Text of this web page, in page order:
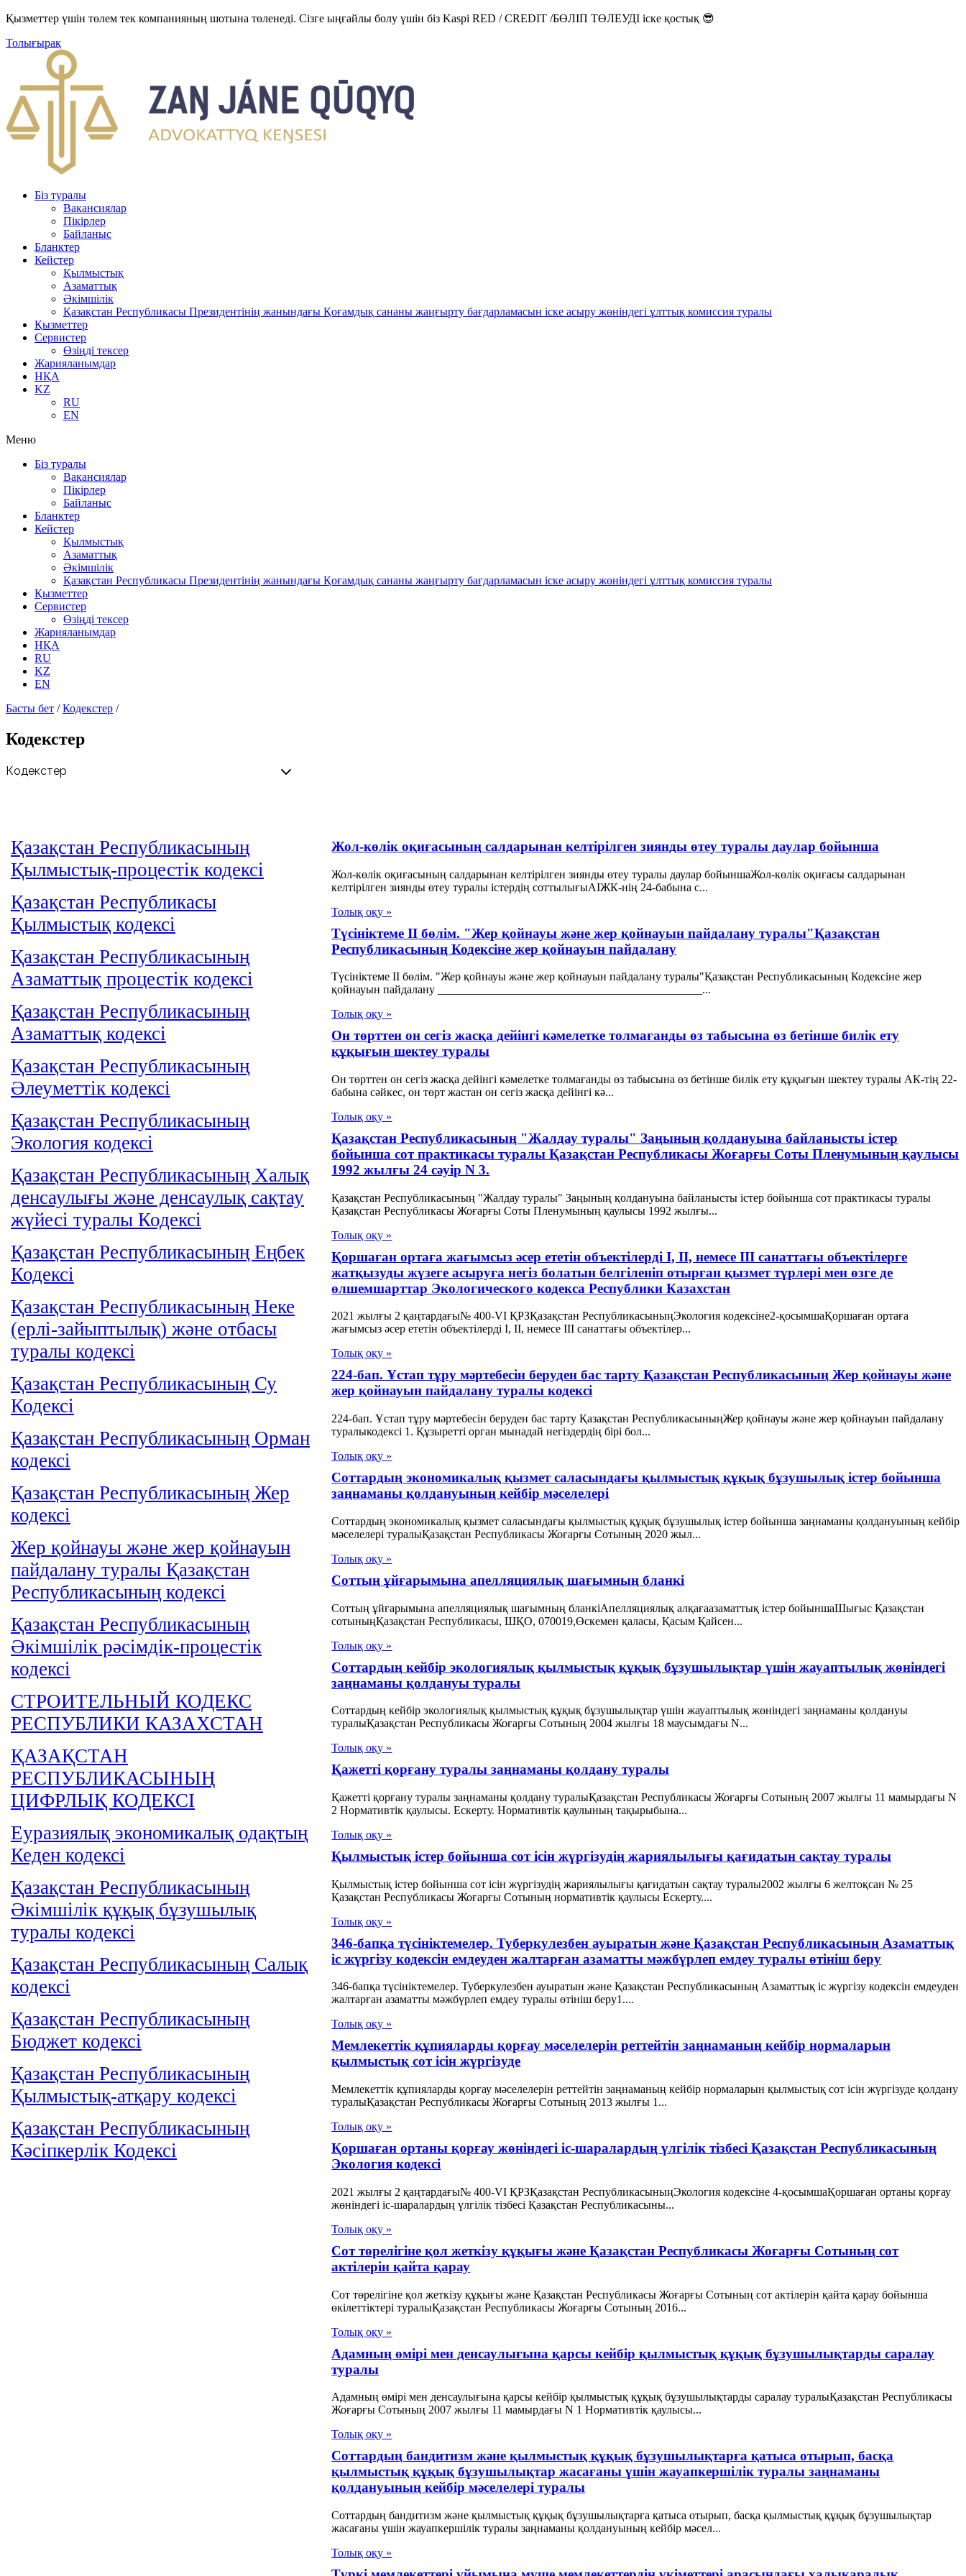
Қызметтер үшін төлем тек компанияның шотына төленеді. Сізге ыңғайлы болу үшін біз Kaspi RED / CREDIT /БӨЛІП ТӨЛЕУДІ іске қостық 😎
Толығырақ
Біз туралы
Вакансиялар
Пікірлер
Байланыс
Бланктер
Кейстер
Қылмыстық
Азаматтық
Әкімшілік
Қазақстан Республикасы Президентінің жанындағы Қоғамдық сананы жаңғырту бағдарламасын іске асыру жөніндегі ұлттық комиссия туралы
Қызметтер
Сервистер
Өзіңді тексер
Жарияланымдар
НҚА
KZ
RU
EN
Меню
Біз туралы
Вакансиялар
Пікірлер
Байланыс
Бланктер
Кейстер
Қылмыстық
Азаматтық
Әкімшілік
Қазақстан Республикасы Президентінің жанындағы Қоғамдық сананы жаңғырту бағдарламасын іске асыру жөніндегі ұлттық комиссия туралы
Қызметтер
Сервистер
Өзіңді тексер
Жарияланымдар
НҚА
RU
KZ
EN
Басты бет /Кодекстер /
Кодекстер
Қазақстан Республикасының
Қылмыстық-процестік кодексi
Қазақстан Республикасы
Қылмыстық кодексі
Қазақстан Республикасының
Азаматтық процестік кодексі
Қазақстан Республикасының
Азаматтық кодексі
Қазақстан Республикасының
Әлеуметтік кодексі
Қазақстан Республикасының
Экология кодексі
Қазақстан Республикасының Халық
денсаулығы және денсаулық сақтау
жүйесі туралы Кодексі
Қазақстан Республикасының Еңбек
Кодексі
Қазақстан Республикасының Неке
(ерлі-зайыптылық) және отбасы
туралы кодексі
Қазақстан Республикасының Су
Кодексі
Қазақстан Республикасының Орман
кодексі
Қазақстан Республикасының Жер
кодексі
Жер қойнауы және жер қойнауын
пайдалану туралы Қазақстан
Республикасының кодексі
Қазақстан Республикасының
Әкімшілік рәсімдік-процестік
кодексі
СТРОИТЕЛЬНЫЙ КОДЕКС
РЕСПУБЛИКИ КАЗАХСТАН
ҚАЗАҚСТАН
РЕСПУБЛИКАСЫНЫҢ
ЦИФРЛЫҚ КОДЕКСІ
Еуразиялық экономикалық одақтың
Кеден кодексі
Қазақстан Республикасының
Әкімшілік құқық бұзушылық
туралы кодексі
Қазақстан Республикасының Салық
кодексі
Қазақстан Республикасының
Бюджет кодексі
Қазақстан Республикасының
Қылмыстық-атқару кодексі
Қазақстан Республикасының
Кәсіпкерлік Кодексі
Жол-көлік оқиғасының салдарынан келтірілген зиянды өтеу туралы даулар бойынша
Жол-көлік оқиғасының салдарынан келтірілген зиянды өтеу туралы даулар бойыншаЖол-көлік оқиғасы салдарынан
келтірілген зиянды өтеу туралы істердің соттылығыАІЖК-нің 24-бабына с...
Толық оқу »
Түсініктеме II бөлім. "Жер қойнауы және жер қойнауын пайдалану туралы"Қазақстан
Республикасының Кодексіне жер қойнауын пайдалану
Түсініктеме II бөлім. "Жер қойнауы және жер қойнауын пайдалану туралы"Қазақстан Республикасының Кодексіне жер
қойнауын пайдалану ______________________________________________...
Толық оқу »
Он төрттен он сегіз жасқа дейінгі кәмелетке толмағанды өз табысына өз бетінше билік ету
құқығын шектеу туралы
Он төрттен он сегіз жасқа дейінгі кәмелетке толмағанды өз табысына өз бетінше билік ету құқығын шектеу туралы АК-тің 22-
бабына сәйкес, он төрт жастан он сегiз жасқа дейiнгi кә...
Толық оқу »
Қазақстан Республикасының "Жалдау туралы" Заңының қолдануына байланысты істер
бойынша сот практикасы туралы Қазақстан Республикасы Жоғарғы Соты Пленумының қаулысы
1992 жылғы 24 сәуір N 3.
Қазақстан Республикасының "Жалдау туралы" Заңының қолдануына байланысты істер бойынша сот практикасы туралы
Қазақстан Республикасы Жоғарғы Соты Пленумының қаулысы 1992 жылғы...
Толық оқу »
Қоршаған ортаға жағымсыз әсер ететін объектілерді І, ІІ, немесе ІІІ санаттағы объектілерге
жатқызуды жүзеге асыруға негіз болатын белгіленіп отырған қызмет түрлері мен өзге де
өлшемшарттар Экологического кодекса Республики Казахстан
2021 жылғы 2 қаңтардағы№ 400-VI ҚРЗҚазақстан РеспубликасыныңЭкология кодексіне2-қосымшаҚоршаған ортаға
жағымсыз әсер ететін объектілерді І, ІІ, немесе ІІІ санаттағы объектілер...
Толық оқу »
224-бап. Ұстап тұру мәртебесін беруден бас тарту Қазақстан Республикасының Жер қойнауы және
жер қойнауын пайдалану туралы кодексі
224-бап. Ұстап тұру мәртебесін беруден бас тарту Қазақстан РеспубликасыныңЖер қойнауы және жер қойнауын пайдалану
туралыкодексі 1. Құзыретті орган мынадай негіздердің бірі бол...
Толық оқу »
Соттардың экономикалық қызмет саласындағы қылмыстық құқық бұзушылық істер бойынша
заңнаманы қолдануының кейбір мәселелері
Соттардың экономикалық қызмет саласындағы қылмыстық құқық бұзушылық істер бойынша заңнаманы қолдануының кейбір
мәселелері туралыҚазақстан Республикасы Жоғарғы Сотының 2020 жыл...
Толық оқу »
Соттың ұйғарымына апелляциялық шағымның бланкі
Соттың ұйғарымына апелляциялық шағымның бланкіАпелляциялық алқағаазаматтық істер бойыншаШығыс Қазақстан
сотыныңҚазақстан Республикасы, ШҚО, 070019,Өскемен қаласы, Қасым Қайсен...
Толық оқу »
Соттардың кейбір экологиялық қылмыстық құқық бұзушылықтар үшін жауаптылық жөніндегі
заңнаманы қолдануы туралы
Соттардың кейбір экологиялық қылмыстық құқық бұзушылықтар үшін жауаптылық жөніндегі заңнаманы қолдануы
туралыҚазақстан Республикасы Жоғарғы Сотының 2004 жылғы 18 маусымдағы N...
Толық оқу »
Қажетті қорғану туралы заңнаманы қолдану туралы
Қажетті қорғану туралы заңнаманы қолдану туралыҚазақстан Республикасы Жоғарғы Сотының 2007 жылғы 11 мамырдағы N
2 Нормативтік қаулысы. Ескерту. Нормативтік қаулының тақырыбына...
Толық оқу »
Қылмыстық істер бойынша сот ісін жүргізудің жариялылығы қағидатын сақтау туралы
Қылмыстық істер бойынша сот ісін жүргізудің жариялылығы қағидатын сақтау туралы2002 жылғы 6 желтоқсан № 25
Қазақстан Республикасы Жоғарғы Сотының нормативтік қаулысы Ескерту....
Толық оқу »
346-бапқа түсініктемелер. Туберкулезбен ауыратын және Қазақстан Республикасының Азаматтық
іс жүргізу кодексін емдеуден жалтарған азаматты мәжбүрлеп емдеу туралы өтініш беру
346-бапқа түсініктемелер. Туберкулезбен ауыратын және Қазақстан Республикасының Азаматтық іс жүргізу кодексін емдеуден
жалтарған азаматты мәжбүрлеп емдеу туралы өтініш беру1....
Толық оқу »
Мемлекеттік құпияларды қорғау мәселелерін реттейтін заңнаманың кейбір нормаларын
қылмыстық сот ісін жүргізуде
Мемлекеттік құпияларды қорғау мәселелерін реттейтін заңнаманың кейбір нормаларын қылмыстық сот ісін жүргізуде қолдану
туралыҚазақстан Республикасы Жоғарғы Сотының 2013 жылғы 1...
Толық оқу »
Қоршаған ортаны қорғау жөніндегі іс-шаралардың үлгілік тізбесі Қазақстан Республикасының
Экология кодексі
2021 жылғы 2 қаңтардағы№ 400-VI ҚРЗҚазақстан РеспубликасыныңЭкология кодексіне 4-қосымшаҚоршаған ортаны қорғау
жөніндегі іс-шаралардың үлгілік тізбесі Қазақстан Республикасыны...
Толық оқу »
Сот төрелігіне қол жеткізу құқығы және Қазақстан Республикасы Жоғарғы Сотының сот
актілерін қайта қарау
Сот төрелігіне қол жеткізу құқығы және Қазақстан Республикасы Жоғарғы Сотының сот актілерін қайта қарау бойынша
өкілеттіктері туралыҚазақстан Республикасы Жоғарғы Сотының 2016...
Толық оқу »
Адамның өмірі мен денсаулығына қарсы кейбір қылмыстық құқық бұзушылықтарды саралау
туралы
Адамның өмірі мен денсаулығына қарсы кейбір қылмыстық құқық бұзушылықтарды саралау туралыҚазақстан Республикасы
Жоғарғы Сотының 2007 жылғы 11 мамырдағы N 1 Нормативтік қаулысы...
Толық оқу »
Соттардың бандитизм және қылмыстық құқық бұзушылықтарға қатыса отырып, басқа
қылмыстық құқық бұзушылықтар жасағаны үшін жауапкершілік туралы заңнаманы
қолдануының кейбір мәселелері туралы
Соттардың бандитизм және қылмыстық құқық бұзушылықтарға қатыса отырып, басқа қылмыстық құқық бұзушылықтар
жасағаны үшін жауапкершілік туралы заңнаманы қолдануының кейбір мәсел...
Толық оқу »